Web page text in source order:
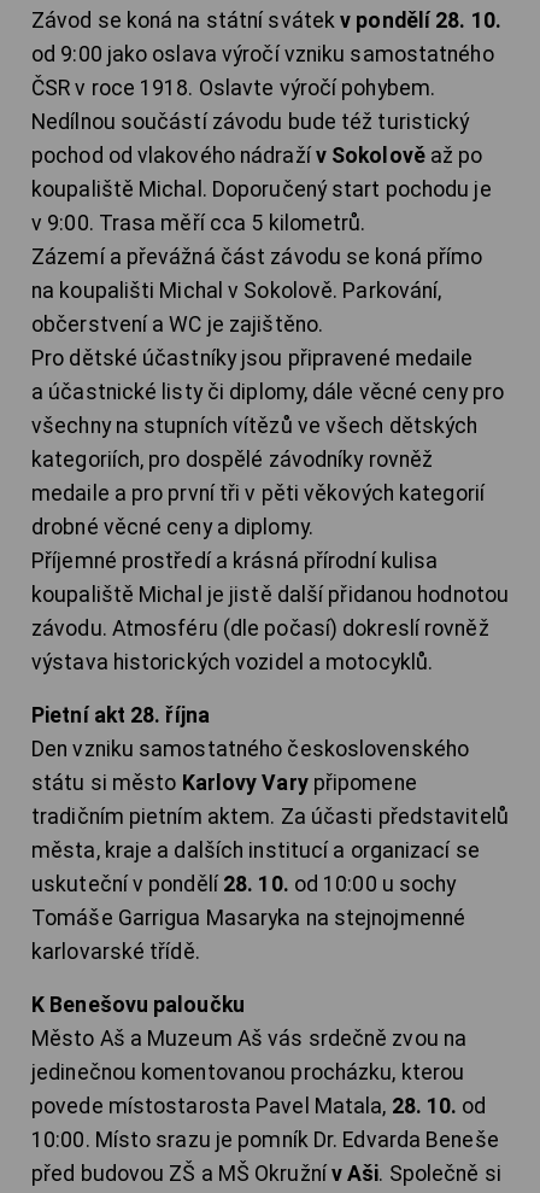
Závod se koná na státní svátekv pondělí 28. 10.
od 9:00 jako oslava výročí vzniku samostatného
ČSR v roce 1918. Oslavte výročí pohybem.
Nedílnou součástí závodu bude též turistický
pochod od vlakového nádražív Sokolověaž po
koupaliště Michal. Doporučený start pochodu je
v 9:00. Trasa měří cca 5 kilometrů.
Zázemí a převážná část závodu se koná přímo
na koupališti Michal v Sokolově. Parkování,
občerstvení a WC je zajištěno.
Pro dětské účastníky jsou připravené medaile
a účastnické listy či diplomy, dále věcné ceny pro
všechny na stupních vítězů ve všech dětských
kategoriích, pro dospělé závodníky rovněž
medaile a pro první tři v pěti věkových kategorií
drobné věcné ceny a diplomy.
Příjemné prostředí a krásná přírodní kulisa
koupaliště Michal je jistě další přidanou hodnotou
závodu. Atmosféru (dle počasí) dokreslí rovněž
výstava historických vozidel a motocyklů.
Pietní akt 28. října
Den vzniku samostatného československého
státu si město Karlovy Varypřipomene
tradičním pietním aktem. Za účasti představitelů
města, kraje a dalších institucí a organizací se
uskuteční v pondělí 28. 10. od 10:00 u sochy
Tomáše Garrigua Masaryka na stejnojmenné
karlovarské třídě.
K Benešovu paloučku
Město Aš a Muzeum Aš vás srdečně zvou na
jedinečnou komentovanou procházku, kterou
povede místostarosta Pavel Matala, 28. 10. od
10:00. Místo srazu je pomník Dr. Edvarda Beneše
před budovou ZŠ a MŠ Okružnív Aši. Společně si